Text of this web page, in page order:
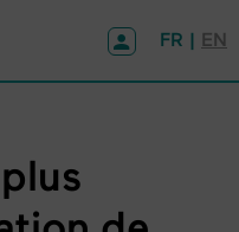
FR | EN